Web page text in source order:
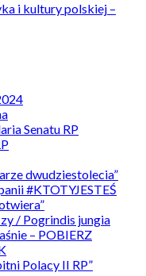
i kultury polskiej –
Senatu RP
dwudziestolecia”
#KTOTYJESTEŚ
/ Pogrindis jungia
– POBIERZ
Polacy II RP”